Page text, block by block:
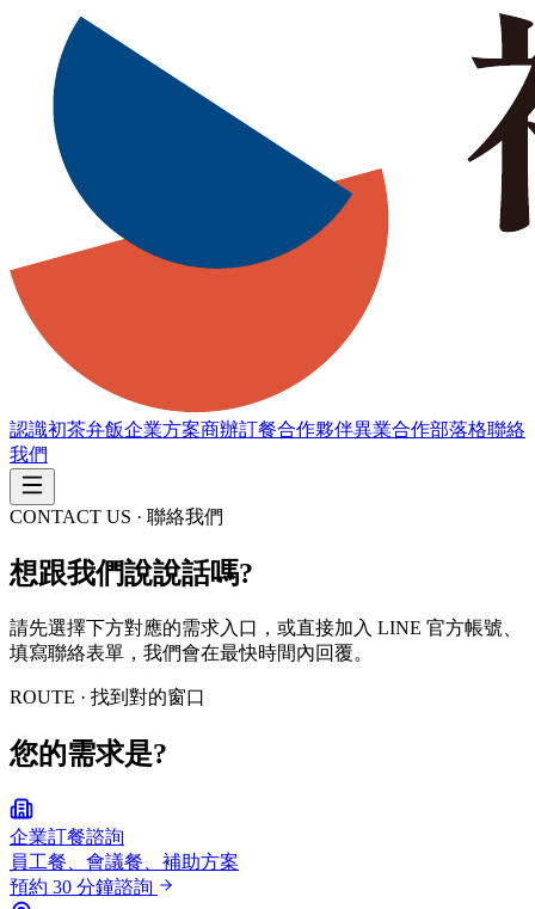
認識初茶弁飯企業方案商辦訂餐合作夥伴異業合作部落格聯絡
我們
CONTACT US · 聯絡我們
想跟我們說說話嗎?
請先選擇下方對應的需求入口，或直接加入 LINE 官方帳號、
填寫聯絡表單，我們會在最快時間內回覆。
ROUTE · 找到對的窗口
您的需求是?
企業訂餐諮詢
員工餐、會議餐、補助方案
預約 30 分鐘諮詢